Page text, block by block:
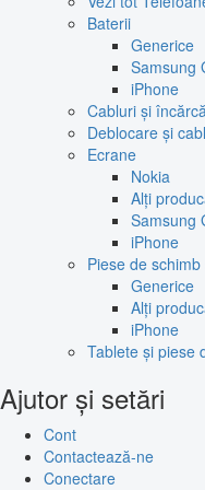
Baterii
Generice
Samsung
iPhone
Cabluri și
Deblocare și
Ecrane
Nokia
Alți
Samsung
iPhone
Piese de
Generice
Alți
iPhone
Tablete și piese
Ajutor și setări
Cont
Contactează-ne
Conectare